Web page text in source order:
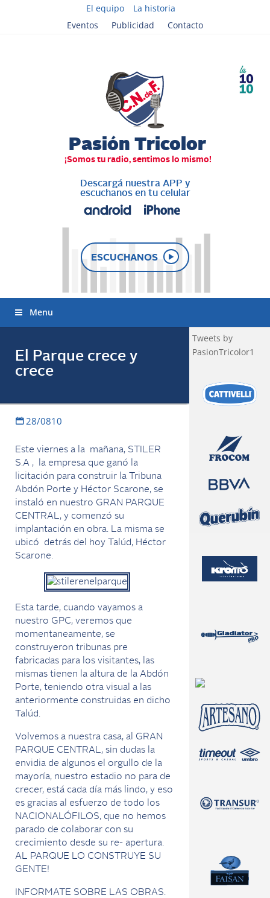
El equipo
La historia
Eventos
Publicidad Contacto
Descargá nuestra APP y
escuchanos en tu celular
ESCUCHANOS
Menu
El Parque crece y
crece
28/0810
Este viernes a la mañana, STILER
S.A , la empresa que ganó la
licitación para construir la Tribuna
Abdón Porte y Héctor Scarone, se
instaló en nuestro GRAN PARQUE
CENTRAL, y comenzó su
implantación en obra. La misma se
ubicó detrás del hoy Talúd, Héctor
Scarone.
Esta tarde, cuando vayamos a
nuestro GPC, veremos que
momentaneamente, se
construyeron tribunas pre
fabricadas para los visitantes, las
mismas tienen la altura de la Abdón
Porte, teniendo otra visual a las
anteriormente construidas en dicho
Talúd.
Volvemos a nuestra casa, al GRAN
PARQUE CENTRAL, sin dudas la
envidia de algunos el orgullo de la
mayoría, nuestro estadio no para de
crecer, está cada día más lindo, y eso
es gracias al esfuerzo de todo los
NACIONALÓFILOS, que no hemos
parado de colaborar con su
crecimiento desde su re- apertura.
AL PARQUE LO CONSTRUYE SU
GENTE!
INFORMATE SOBRE LAS OBRAS.
Tweets by
PasionTricolor1